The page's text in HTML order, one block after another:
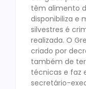
têm alimento
disponibiliza e
silvestres é
realizada. O
criado por
também de
técnicas e faz
secretário-